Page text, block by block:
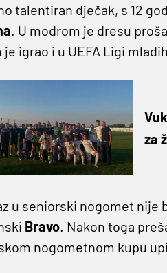
talentiran dječak, s 12
. U modrom je dresu
igrao i u UEFA Ligi mladih.
za
u seniorski nogomet nije
Bravo. Nakon toga
nogometnom kupu